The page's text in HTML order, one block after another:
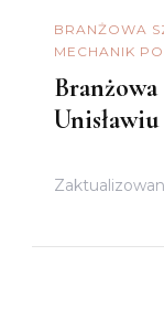
BRANŻOWA
MECHANIK
Unisławiu